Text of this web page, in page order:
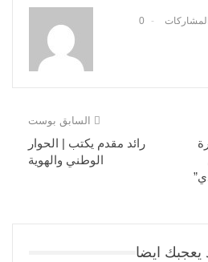
0
السابق بوست
رائد مقدم يكتب | الحوار
الوطني والهوية
يعجبك ايضا